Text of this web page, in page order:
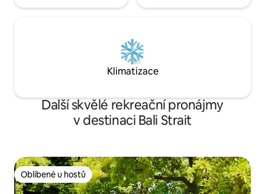
Klimatizace
Další skvělé rekreační pronájmy
v destinaci Bali Strait
Oblíbené u hostů
Oblíbené u hostů